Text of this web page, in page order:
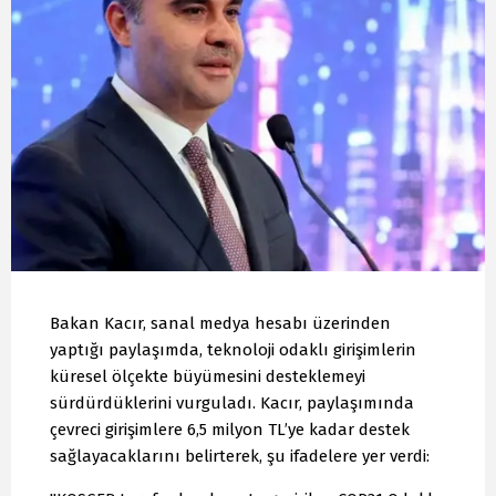
Bakan Kacır, sanal medya hesabı üzerinden
yaptığı paylaşımda, teknoloji odaklı girişimlerin
küresel ölçekte büyümesini desteklemeyi
sürdürdüklerini vurguladı. Kacır, paylaşımında
çevreci girişimlere 6,5 milyon TL’ye kadar destek
sağlayacaklarını belirterek, şu ifadelere yer verdi: